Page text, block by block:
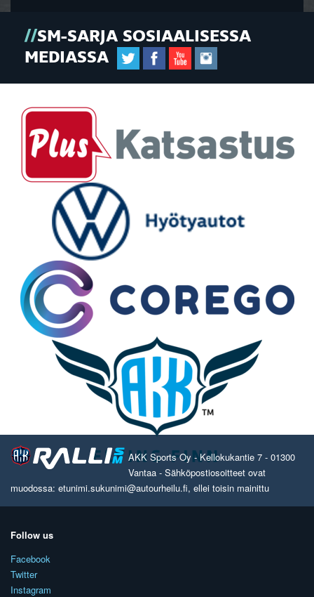
SM-SARJA SOSIAALISESSA
MEDIASSA
AKK Sports Oy - Kellokukantie 7 - 01300
Vantaa - Sähköpostiosoitteet ovat
muodossa: etunimi.sukunimi@autourheilu.fi, ellei toisin mainittu
Follow us
Facebook
Twitter
Instagram